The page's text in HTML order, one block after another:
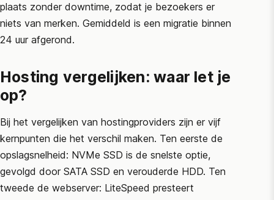
plaats zonder downtime, zodat je bezoekers er
niets van merken. Gemiddeld is een migratie binnen
24 uur afgerond.
Hosting vergelijken: waar let je
op?
Bij het vergelijken van hostingproviders zijn er vijf
kernpunten die het verschil maken. Ten eerste de
opslagsnelheid: NVMe SSD is de snelste optie,
gevolgd door SATA SSD en verouderde HDD. Ten
tweede de webserver: LiteSpeed presteert